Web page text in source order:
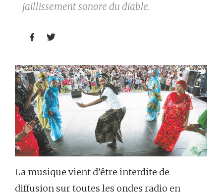
jaillissement sonore du diable.
 
La musique vient d’être interdite de
diffusion sur toutes les ondes radio en